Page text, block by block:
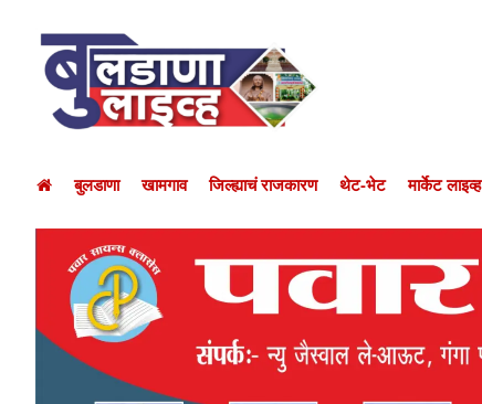
बुलडाणा खामगाव जिल्ह्याचं राजकारण थेट-भेट मार्केट लाइव्ह